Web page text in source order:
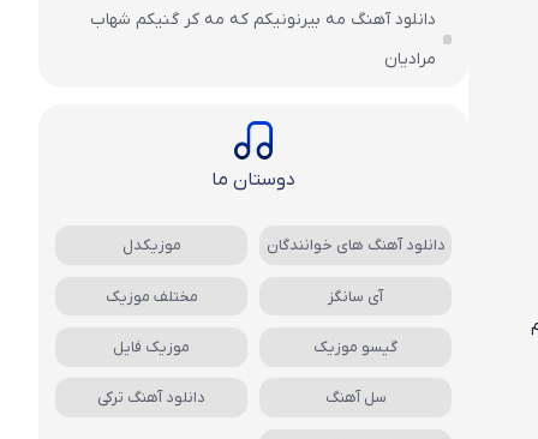
دانلود آهنگ مه بیرنونیکم که مه کر گنیکم شهاب
مرادیان
دوستان ما
دانلود آهنگ های خوانندگان موزیکدل
آی سانگز مختلف موزیک
گیسو موزیک موزیک فایل
سل آهنگ دانلود آهنگ ترکی